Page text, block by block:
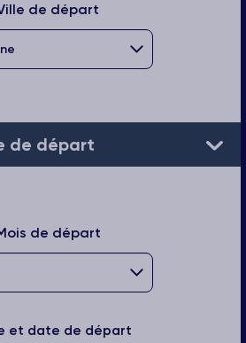
de départ
de départ
de départ
et date de départ